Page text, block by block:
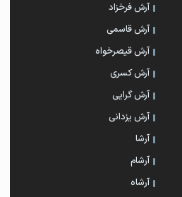
آرش فرخزاد
آرش قاسمی
آرش قیصرخواه
آرش کسری
آرش گرایی
آرش یزدانی
آرشا
آرشام
آرشاه